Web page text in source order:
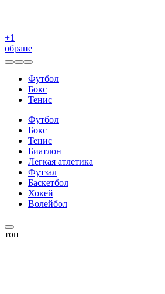
+1
обране
Футбол
Бокс
Тенис
Футбол
Бокс
Тенис
Биатлон
Легкая атлетика
Футзал
Баскетбол
Хокей
Волейбол
топ